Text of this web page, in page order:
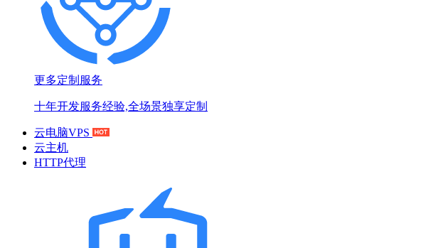
更多定制服务
十年开发服务经验,全场景独享定制
云电脑VPS
云主机
HTTP代理